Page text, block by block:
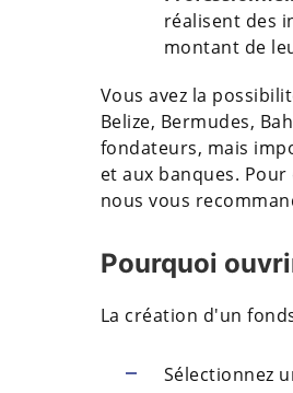
réalisent des
montant de
Vous avez la
Belize, Bermudes,
fondateurs, mais
et aux banques.
nous vous
Pourquoi
La création d'un
Sélectionnez